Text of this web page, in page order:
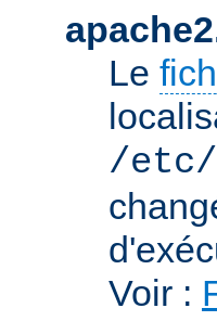
Le
/etc/
Voir :